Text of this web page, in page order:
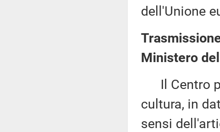
dell'Unione
Ministero
Il Centro
cultura, in
sensi